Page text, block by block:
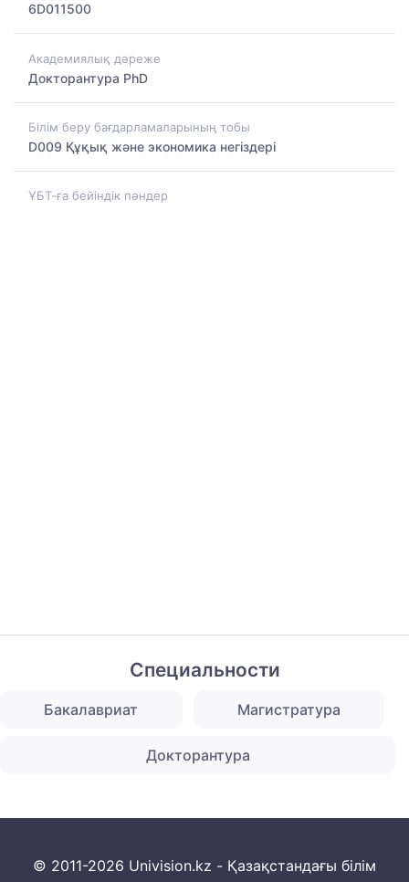
6D011500
Академиялық дәреже
Докторантура PhD
Білім беру бағдарламаларының тобы
D009 Құқық және экономика негіздері
ҰБТ-ға бейіндік пәндер
Специальности
Бакалавриат Магистратура
Докторантура
© 2011-2026 Univision.kz - Қазақстандағы білім